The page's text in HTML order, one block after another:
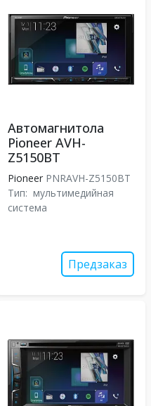
Автомагнитола
Pioneer AVH-
Z5150BT
Pioneer PNRAVH-Z5150BT
Тип: мультимедийная
система
Предзаказ